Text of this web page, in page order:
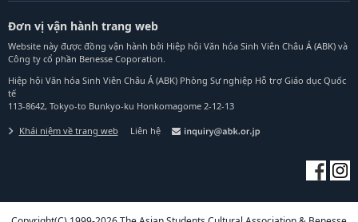
Đơn vị vận hành trang web
Website này được đồng vận hành bởi Hiệp hội Văn hóa Sinh Viên Châu Á (ABK) và
Công ty cổ phần Benesse Coporation.
Hiệp hội Văn hóa Sinh Viên Châu Á (ABK) Phòng Sự nghiệp Hỗ trợ Giáo dục Quốc
tế
113-8642, Tokyo-to Bunkyo-ku Honkomagome 2-12-13
Khái niệm về trang web Liên hệ